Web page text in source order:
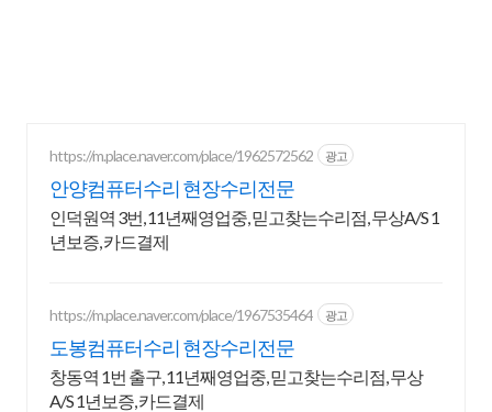
https://m.place.naver.com/place/1962572562 광고
안양컴퓨터수리 현장수리전문
인덕원역 3번, 11년째영업중, 믿고찾는수리점, 무상A/S 1
년보증, 카드결제
https://m.place.naver.com/place/1967535464 광고
도봉컴퓨터수리 현장수리전문
창동역 1번 출구, 11년째영업중, 믿고찾는수리점, 무상
A/S 1년보증, 카드결제